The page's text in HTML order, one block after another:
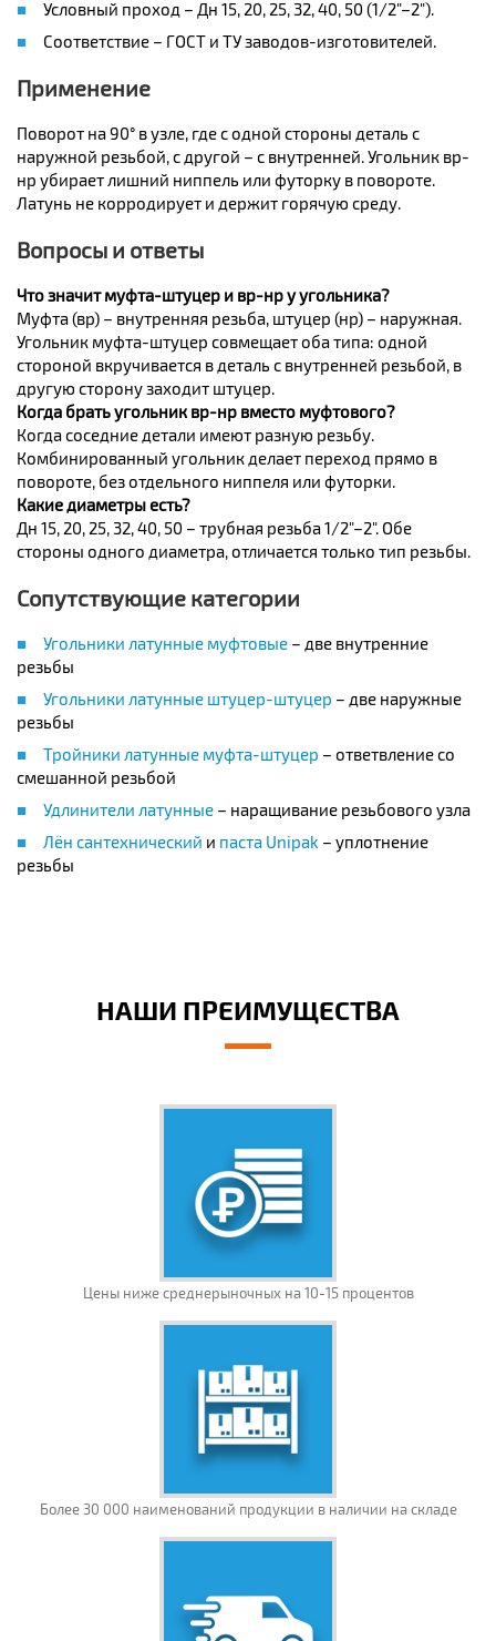
Условный проход – Дн 15, 20, 25, 32, 40, 50 (1/2"–2").
Соответствие – ГОСТ и ТУ заводов-изготовителей.
Применение
Поворот на 90° в узле, где с одной стороны деталь с
наружной резьбой, с другой – с внутренней. Угольник вр-
нр убирает лишний ниппель или футорку в повороте.
Латунь не корродирует и держит горячую среду.
Вопросы и ответы
Что значит муфта-штуцер и вр-нр у угольника?
Муфта (вр) – внутренняя резьба, штуцер (нр) – наружная.
Угольник муфта-штуцер совмещает оба типа: одной
стороной вкручивается в деталь с внутренней резьбой, в
другую сторону заходит штуцер.
Когда брать угольник вр-нр вместо муфтового?
Когда соседние детали имеют разную резьбу.
Комбинированный угольник делает переход прямо в
повороте, без отдельного ниппеля или футорки.
Какие диаметры есть?
Дн 15, 20, 25, 32, 40, 50 – трубная резьба 1/2"–2". Обе
стороны одного диаметра, отличается только тип резьбы.
Сопутствующие категории
Угольники латунные муфтовые – две внутренние
резьбы
Угольники латунные штуцер-штуцер – две наружные
резьбы
Тройники латунные муфта-штуцер – ответвление со
смешанной резьбой
Удлинители латунные – наращивание резьбового узла
Лён сантехнический и паста Unipak – уплотнение
резьбы
НАШИ ПРЕИМУЩЕСТВА
Цены ниже среднерыночных на 10-15 процентов
Более 30 000 наименований продукции в наличии на складе